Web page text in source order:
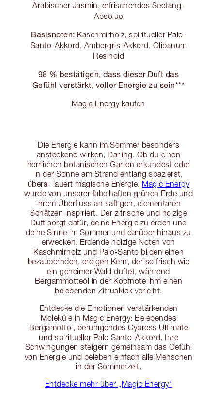
Arabischer Jasmin, erfrischendes Seetang-
Absolue
Basisnoten: Kaschmirholz, spiritueller Palo-
Santo-Akkord, Ambergris-Akkord, Olibanum
Resinoid
98 % bestätigen, dass dieser Duft das
Gefühl verstärkt, voller Energie zu sein***
Magic Energy kaufen
Die Energie kann im Sommer besonders
ansteckend wirken, Darling. Ob du einen
herrlichen botanischen Garten erkundest oder
in der Sonne am Strand entlang spazierst,
überall lauert magische Energie. Magic Energy
wurde von unserer fabelhaften grünen Erde und
ihrem Überfluss an saftigen, elementaren
Schätzen inspiriert. Der zitrische und holzige
Duft sorgt dafür, deine Energie zu erden und
deine Sinne im Sommer und darüber hinaus zu
erwecken. Erdende holzige Noten von
Kaschmirholz und Palo-Santo bilden einen
bezaubernden, erdigen Kern, der so frisch wie
ein geheimer Wald duftet, während
Bergammotteöl in der Kopfnote ihm einen
belebenden Zitruskick verleiht.
Entdecke die Emotionen verstärkenden
Moleküle in Magic Energy: Belebendes
Bergamottöl, beruhigendes Cypress Ultimate
und spiritueller Palo Santo-Akkord. Ihre
Schwingungen steigern gemeinsam das Gefühl
von Energie und beleben einfach alle Menschen
in der Sommerzeit.
Entdecke mehr über „Magic Energy“